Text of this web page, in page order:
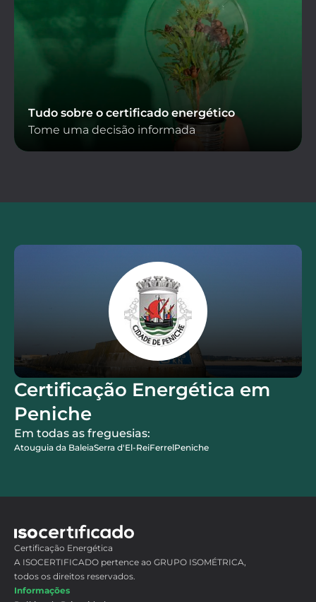
Tudo sobre o certificado energético
Tome uma decisão informada
Certificação Energética em
Peniche
Em todas as freguesias:
Atouguia da BaleiaSerra d'El-ReiFerrelPeniche
Certificação Energética
A ISOCERTIFICADO pertence ao GRUPO ISOMÉTRICA,
todos os direitos reservados.
Informações